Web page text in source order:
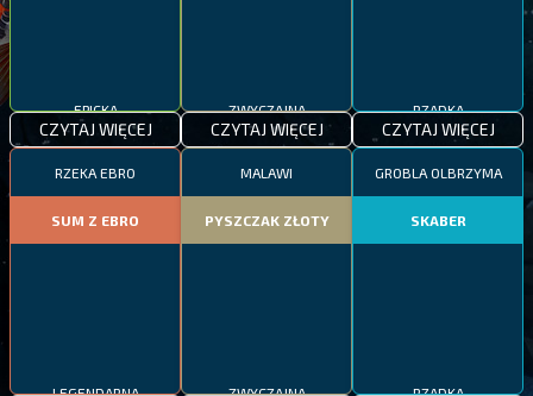
CZYTAJ WIĘCEJ CZYTAJ WIĘCEJ
RZADKA
CZYTAJ WIĘCEJ
RZEKA EBRO
SUM Z EBRO
MALAWI
PYSZCZAK ZŁOTY
ZWYCZAJNA
GROBLA OLBRZYMA
SKABER
RZADKA